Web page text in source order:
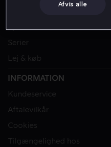
Sport
Serier
Lej & køb
INFORMATION
Kundeservice
Aftalevilkår
Cookies
Tilgængelighed hos
Afvis alle